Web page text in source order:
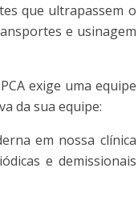
que ultrapassem o
e usinagem
exige uma equipe
da sua equipe:
em nossa clínica
e demissionais